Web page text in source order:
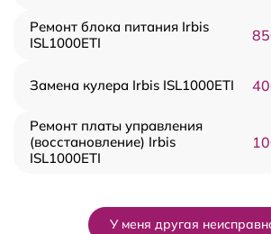
Ремонт блока питания Irbis
ISL1000ETI
Замена кулера Irbis ISL1000ETI
Ремонт платы управления
(восстановление) Irbis
ISL1000ETI
У меня другая